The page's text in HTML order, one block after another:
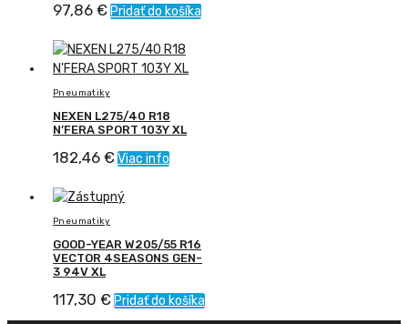
97,86 €Pridať do košíka
Pneumatiky
NEXEN L275/40 R18
N’FERA SPORT 103Y XL
182,46 €Viac info
Pneumatiky
GOOD-YEAR W205/55 R16
VECTOR 4SEASONS GEN-
3 94V XL
117,30 € Pridať do košíka